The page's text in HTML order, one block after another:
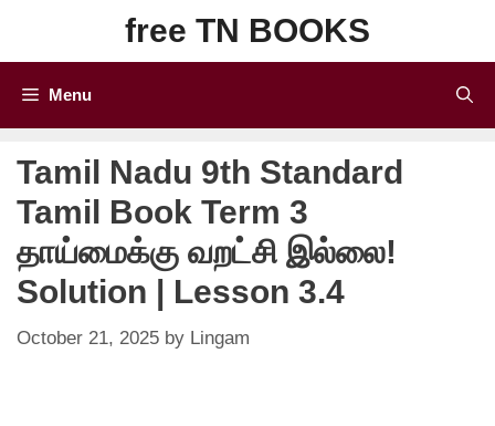
content
free TN BOOKS
Menu
Tamil Nadu 9th Standard
Tamil Book Term 3
தாய்மைக்கு வறட்சி இல்லை!
Solution | Lesson 3.4
October 21, 2025 by Lingam